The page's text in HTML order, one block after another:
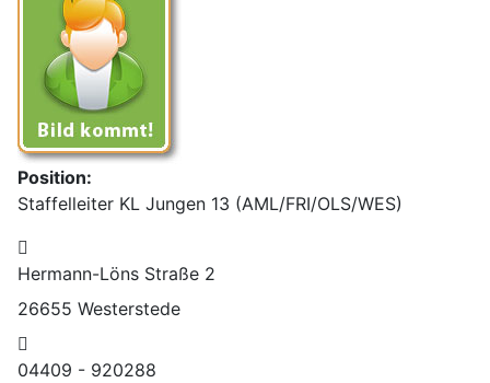
Position:
Staffelleiter KL Jungen 13 (AML/FRI/OLS/WES)
Hermann-Löns Straße 2
26655 Westerstede
04409 - 920288